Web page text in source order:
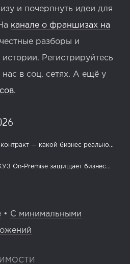
и почерпнуть идеи для
канале о франшизах на
разборы и
Регистрируйтесь
в соц. сетях. А ещё у
.
— какой бизнес реально...
On-Premise защищает бизнес...
• С минимальными